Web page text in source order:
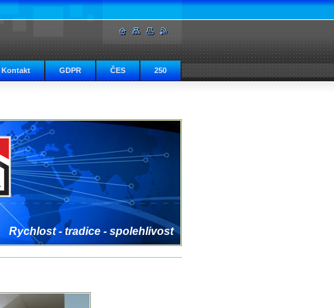
Kontakt GDPR ČES 250
Rychlost - tradice - spolehlivost